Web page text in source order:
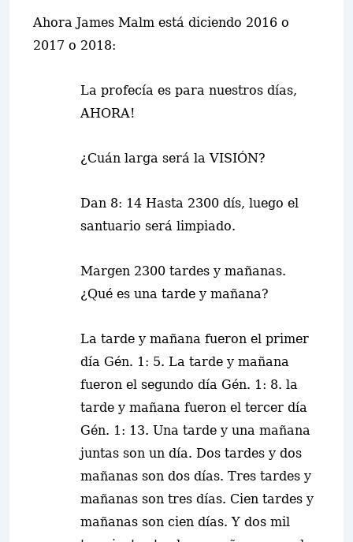
Ahora James Malm está diciendo 2016 o
2017 o 2018:
La profecía es para nuestros días,
AHORA!
¿Cuán larga será la VISIÓN?
Dan 8: 14 Hasta 2300 dís, luego el
santuario será limpiado.
Margen 2300 tardes y mañanas.
¿Qué es una tarde y mañana?
La tarde y mañana fueron el primer
día Gén. 1: 5. La tarde y mañana
fueron el segundo día Gén. 1: 8. la
tarde y mañana fueron el tercer día
Gén. 1: 13. Una tarde y una mañana
juntas son un día. Dos tardes y dos
mañanas son dos días. Tres tardes y
mañanas son tres días. Cien tardes y
mañanas son cien días.Y dos mil